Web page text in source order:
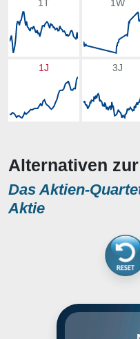
1T 1W
1J 3J
Alternativen
Das Aktien-
Aktie